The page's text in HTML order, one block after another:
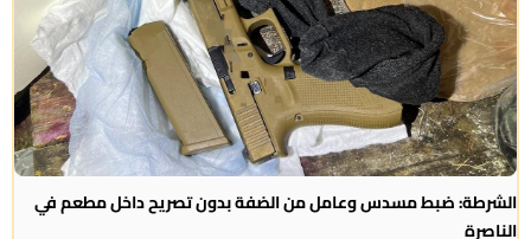
الشرطة: ضبط مسدس وعامل من الضفة بدون تصريح داخل مطعم في
الناصرة